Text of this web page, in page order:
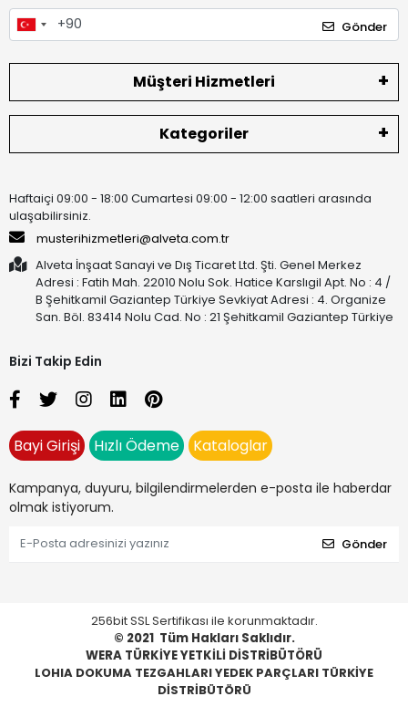
Gönder
Müşteri Hizmetleri
Kategoriler
Haftaiçi 09:00 - 18:00 Cumartesi 09:00 - 12:00 saatleri arasında
ulaşabilirsiniz.
musterihizmetleri@alveta.com.tr
Alveta İnşaat Sanayi ve Dış Ticaret Ltd. Şti. Genel Merkez
Adresi : Fatih Mah. 22010 Nolu Sok. Hatice Karslıgil Apt. No : 4 /
B Şehitkamil Gaziantep Türkiye Sevkiyat Adresi : 4. Organize
San. Böl. 83414 Nolu Cad. No : 21 Şehitkamil Gaziantep Türkiye
Bizi Takip Edin
Bayi Girişi Hızlı Ödeme Kataloglar
Kampanya, duyuru, bilgilendirmelerden e-posta ile haberdar
olmak istiyorum.
Gönder
256bit SSL Sertifikası ile korunmaktadır.
© 2021 Tüm Hakları Saklıdır.
WERA TÜRKİYE YETKİLİ DİSTRİBÜTÖRÜ
LOHIA DOKUMA TEZGAHLARI YEDEK PARÇLARI TÜRKİYE
DİSTRİBÜTÖRÜ